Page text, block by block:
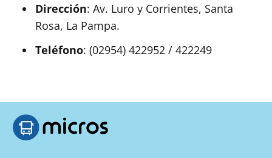
Dirección: Av. Luro y Corrientes, Santa
Rosa, La Pampa.
Teléfono: (02954) 422952 / 422249